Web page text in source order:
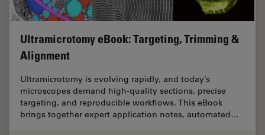
Ultramicrotomy eBook: Targeting, Trimming &
Alignment
Ultramicrotomy is evolving rapidly, and today’s
microscopes demand high‑quality sections, precise
targeting, and reproducible workflows. This eBook
brings together expert application notes, automated…